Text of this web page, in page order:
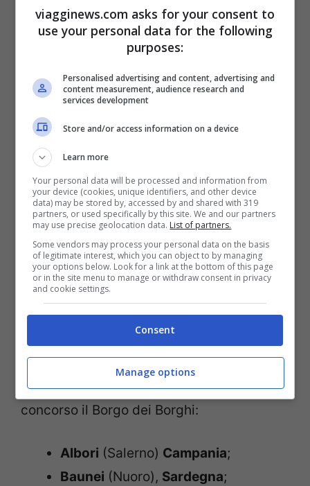
Veneziani, professore, divulgatore e
dottorando in Storia dell’Arte alla Sorbona
Leggi anche –>Passeggiate in inverno
nella natura, i luoghi più belli
Malcesine, Lago di Garda (iStock)
I20 borghi in gara per l’edizione 2021del
concorso il Borgo dei Borghi:
Albori (Salerno) Campania;
Baunei (Nuoro), Sardegna;
viagginews.com asks for your consent to
use your personal data for the following
purposes:
Personalised advertising and content, advertising and
content measurement, audience research and
services development
Store and/or access information on a device
Learn more
Your personal data will be processed and information from
your device (cookies, unique identifiers, and other device
data) may be stored by, accessed by and shared with 319
partners, or used specifically by this site. We and our partners
may use precise geolocation data. List of partners.
Some vendors may process your personal data on the basis
of legitimate interest, which you can object to by managing
your options below. Look for a link at the bottom of this page
or in the site menu to manage or withdraw consent in privacy
and cookie settings.
Consent
Manage options